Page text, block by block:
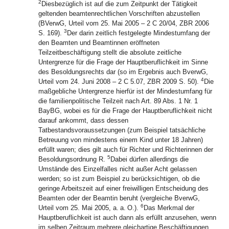
2 Diesbezüglich ist auf die zum Zeitpunkt der Tätigkeit
geltenden beamtenrechtlichen Vorschriften abzustellen
(BVerwG, Urteil vom 25. Mai 2005 – 2 C 20/04, ZBR 2006
S. 169). 3 Der darin zeitlich festgelegte Mindestumfang der
den Beamten und Beamtinnen eröffneten
Teilzeitbeschäftigung stellt die absolute zeitliche
Untergrenze für die Frage der Hauptberuflichkeit im Sinne
des Besoldungsrechts dar (so im Ergebnis auch BverwG,
Urteil vom 24. Juni 2008 – 2 C 5.07, ZBR 2009 S. 50). 4Die
maßgebliche Untergrenze hierfür ist der Mindestumfang für
die familienpolitische Teilzeit nach Art. 89 Abs. 1 Nr. 1
BayBG, wobei es für die Frage der Hauptberuflichkeit nicht
darauf ankommt, dass dessen
Tatbestandsvoraussetzungen (zum Beispiel tatsächliche
Betreuung von mindestens einem Kind unter 18 Jahren)
erfüllt waren; dies gilt auch für Richter und Richterinnen der
Besoldungsordnung R. 5 Dabei dürfen allerdings die
Umstände des Einzelfalles nicht außer Acht gelassen
werden; so ist zum Beispiel zu berücksichtigen, ob die
geringe Arbeitszeit auf einer freiwilligen Entscheidung des
Beamten oder der Beamtin beruht (vergleiche BverwG,
Urteil vom 25. Mai 2005, a. a. O.). 6 Das Merkmal der
Hauptberuflichkeit ist auch dann als erfüllt anzusehen, wenn
im selben Zeitraum mehrere gleichartige Beschäftigungen